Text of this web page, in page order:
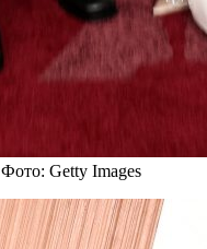
Getty Images